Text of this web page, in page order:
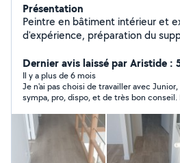
Présentation
Peintre en bâtiment intérieur et
d'expérience, préparation du
toile de verre) je pose également des revêtements des
sols (dalles moquettes.Sol pvc et parquet également du
ragréage
Dernier avis laissé par Aristide :
Il y a plus de 6 mois
Je n'ai pas choisi de travailler avec
sympa, pro, dispo, et de très bon